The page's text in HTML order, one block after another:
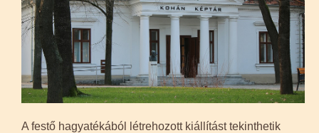
A festő hagyatékából létrehozott kiállítást tekinthetik